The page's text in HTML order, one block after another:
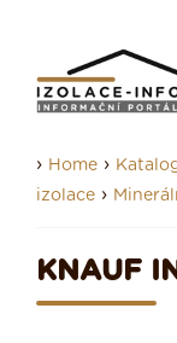
› Home ›
izolace ›
KNAUF